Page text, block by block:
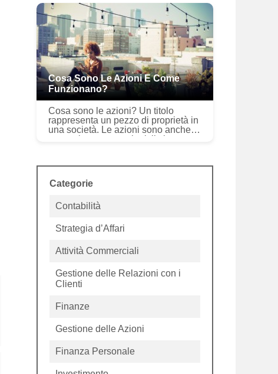
come Amazon o Apple, ma spesso
sono molto p...
Cosa Sono Le Azioni E Come
Funzionano?
Cosa sono le azioni? Un titolo
rappresenta un pezzo di proprietà in
una società. Le azioni sono anche
conosciute come azioni, il che
Categorie
Contabilità
Strategia d’Affari
Attività Commerciali
Gestione delle Relazioni con i
Clienti
Finanze
Gestione delle Azioni
Finanza Personale